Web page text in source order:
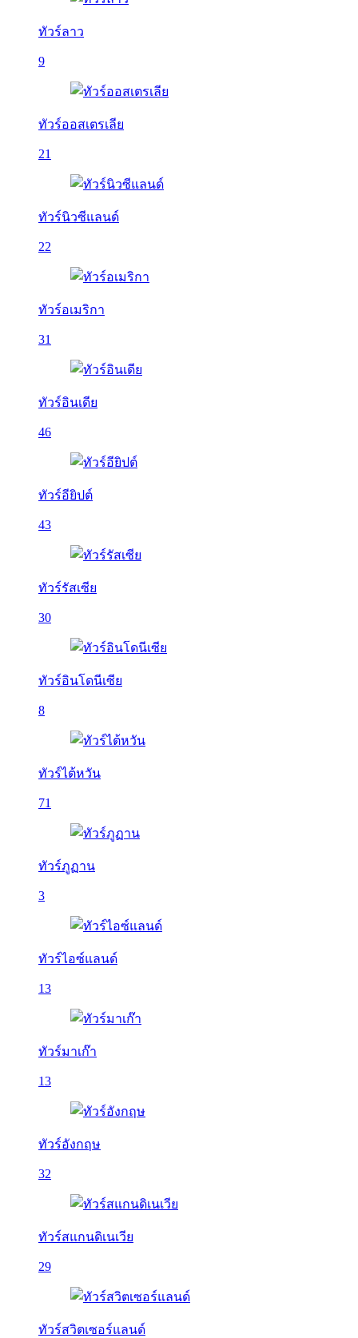
ทัวร์ลาว
9
ทัวร์ออสเตรเลีย
21
ทัวร์นิวซีแลนด์
22
ทัวร์อเมริกา
31
ทัวร์อินเดีย
46
ทัวร์อียิปต์
43
ทัวร์รัสเซีย
30
ทัวร์อินโดนีเซีย
8
ทัวร์ไต้หวัน
71
ทัวร์ภูฏาน
3
ทัวร์ไอซ์แลนด์
13
ทัวร์มาเก๊า
13
ทัวร์อังกฤษ
32
ทัวร์สแกนดิเนเวีย
29
ทัวร์สวิตเซอร์แลนด์